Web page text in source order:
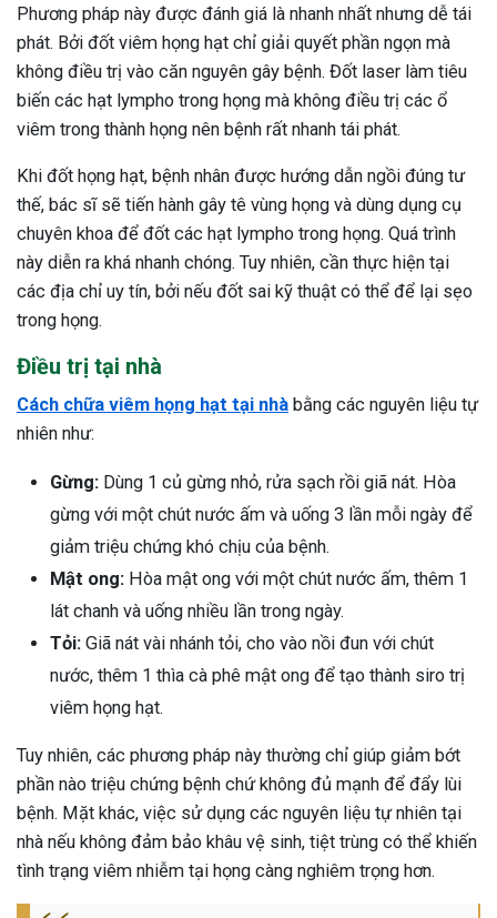
Phương pháp này được đánh giá là nhanh nhất nhưng dễ tái
phát. Bởi đốt viêm họng hạt chỉ giải quyết phần ngọn mà
không điều trị vào căn nguyên gây bệnh. Đốt laser làm tiêu
biến các hạt lympho trong họng mà không điều trị các ổ
viêm trong thành họng nên bệnh rất nhanh tái phát.
Khi đốt họng hạt, bệnh nhân được hướng dẫn ngồi đúng tư
thế, bác sĩ sẽ tiến hành gây tê vùng họng và dùng dụng cụ
chuyên khoa để đốt các hạt lympho trong họng. Quá trình
này diễn ra khá nhanh chóng. Tuy nhiên, cần thực hiện tại
các địa chỉ uy tín, bởi nếu đốt sai kỹ thuật có thể để lại sẹo
trong họng.
Điều trị tại nhà
Cách chữa viêm họng hạt tại nhà bằng các nguyên liệu tự
nhiên như:
Gừng: Dùng 1 củ gừng nhỏ, rửa sạch rồi giã nát. Hòa
gừng với một chút nước ấm và uống 3 lần mỗi ngày để
giảm triệu chứng khó chịu của bệnh.
Mật ong: Hòa mật ong với một chút nước ấm, thêm 1
lát chanh và uống nhiều lần trong ngày.
Tỏi: Giã nát vài nhánh tỏi, cho vào nồi đun với chút
nước, thêm 1 thìa cà phê mật ong để tạo thành siro trị
viêm họng hạt.
Tuy nhiên, các phương pháp này thường chỉ giúp giảm bớt
phần nào triệu chứng bệnh chứ không đủ mạnh để đẩy lùi
bệnh. Mặt khác, việc sử dụng các nguyên liệu tự nhiên tại
nhà nếu không đảm bảo khâu vệ sinh, tiệt trùng có thể khiến
tình trạng viêm nhiễm tại họng càng nghiêm trọng hơn.